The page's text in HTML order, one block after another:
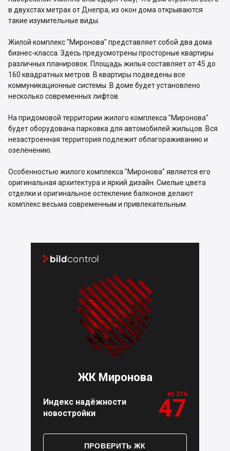
в двухстах метрах от Днепра, из окон дома открываются
такие изумительные виды.
Жилой комплекс "Миронова" представляет собой два дома
бизнес-класса. Здесь предусмотрены просторные квартиры
различных планировок. Площадь жилья составляет от 45 до
160 квадратных метров. В квартиры подведены все
коммуникационные системы. В доме будет установлено
несколько современных лифтов.
На придомовой территории жилого комплекса "Миронова"
будет оборудована парковка для автомобилей жильцов. Вся
незастроенная территория подлежит облагораживанию и
озеленению.
Особенностью жилого комплекса "Миронова" является его
оригинальная архитектура и яркий дизайн. Смелые цвета
отделки и оригинальное остекление балконов делают
комплекс весьма современным и привлекательным.
 
ЖК Миронова
Индекс надёжности
новостройки
из 216
47
ПРОВЕРИТЬ ЖК